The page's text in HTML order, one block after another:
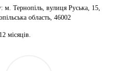
м. Тернопіль, вулиця Руська, 15,
область, 46002
місяців.